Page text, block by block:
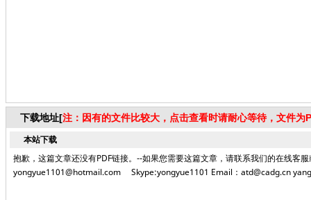
下载地址[注：因有的文件比较大，点击查看时请耐心等待，文件为
本站下载
抱歉，这篇文章还没有PDF链接。--如果您需要这篇文章，请联系我们的在线
yongyue1101@hotmail.com Skype:yongyue1101 Email：atd@cadg.cn